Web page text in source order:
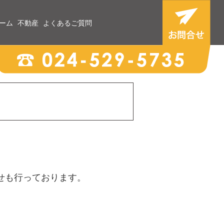
ム 不動産 よくあるご質問
行っております。